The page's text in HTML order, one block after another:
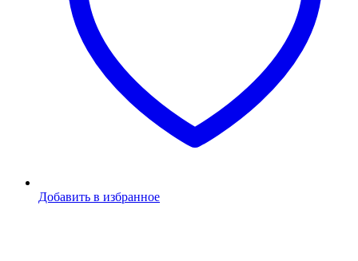
Добавить в избранное